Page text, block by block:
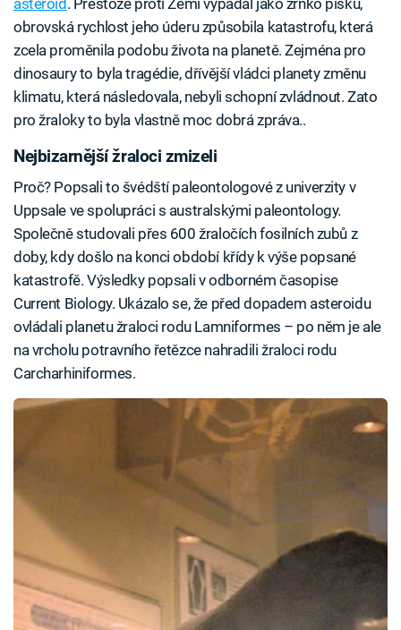
asteroid . Přestože proti Zemi vypadal jako zrnko písku,
obrovská rychlost jeho úderu způsobila katastrofu, která
zcela proměnila podobu života na planetě. Zejména pro
dinosaury to byla tragédie, dřívější vládci planety změnu
klimatu, která následovala, nebyli schopní zvládnout. Zato
pro žraloky to byla vlastně moc dobrá zpráva..
Nejbizarnější žraloci zmizeli
Proč? Popsali to švédští paleontologové z univerzity v
Uppsale ve spolupráci s australskými paleontology.
Společně studovali přes 600 žraločích fosilních zubů z
doby, kdy došlo na konci období křídy k výše popsané
katastrofě. Výsledky popsali v odborném časopise
Current Biology. Ukázalo se, že před dopadem asteroidu
ovládali planetu žraloci rodu Lamniformes – po něm je ale
na vrcholu potravního řetězce nahradili žraloci rodu
Carcharhiniformes.